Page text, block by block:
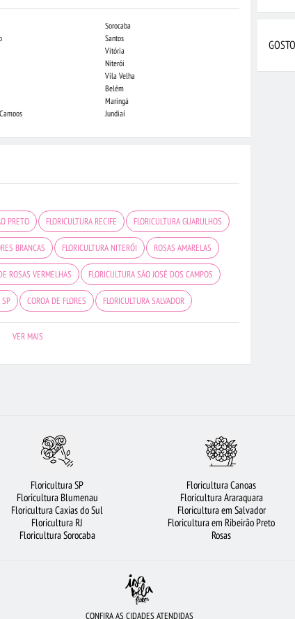
Sorocaba
Santos
Vitória
Niterói
Vila Velha
Belém
Maringá
Jundiaí
Londrina
PRETO FLORICULTURA RECIFE FLORICULTURA GUARULHOS
BRANCAS FLORICULTURA NITERÓI ROSAS AMARELAS
ROSAS VERMELHAS FLORICULTURA SÃO JOSÉ DOS CAMPOS
SP COROA DE FLORES FLORICULTURA SALVADOR
FLORICULTURA UBERLÂNDIA
FLORES VERMELHAS
CIDADES MAIS PROCURADAS FLORICULTURA BRASÍLIA
FLORICULTURA SANTO ANDRÉ
VER MAIS
Floricultura SP
Floricultura Blumenau
Floricultura Caxias do Sul
Floricultura RJ
Floricultura Sorocaba
Floricultura Canoas
Floricultura Araraquara
Floricultura em Salvador
Floricultura em Ribeirão Preto
Rosas
CONFIRA AS CIDADES ATENDIDAS